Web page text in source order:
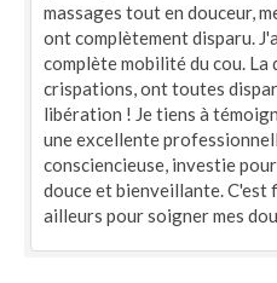
massages tout en douceur,
ont complètement disparu.
complète mobilité du cou. La
crispations, ont toutes
libération ! Je tiens à
une excellente
consciencieuse, investie
douce et bienveillante. C'est
ailleurs pour soigner mes